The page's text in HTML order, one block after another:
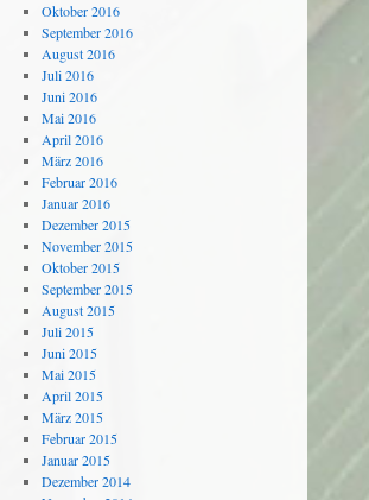
Oktober 2016
September 2016
August 2016
Juli 2016
Juni 2016
Mai 2016
April 2016
März 2016
Februar 2016
Januar 2016
Dezember 2015
November 2015
Oktober 2015
September 2015
August 2015
Juli 2015
Juni 2015
Mai 2015
April 2015
März 2015
Februar 2015
Januar 2015
Dezember 2014